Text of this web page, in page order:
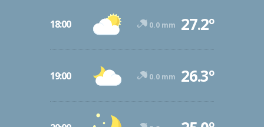
18:00 0.0 mm 27.2º
19:00 0.0 mm 26.3º